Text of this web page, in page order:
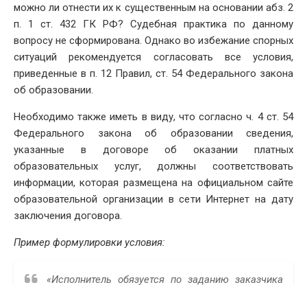
можно ли отнести их к существенным на основании абз. 2
п. 1 ст. 432 ГК РФ? Судебная практика по данному
вопросу не сформирована. Однако во избежание спорных
ситуаций рекомендуется согласовать все условия,
приведенные в п. 12 Правил, ст. 54 Федерального закона
об образовании.
Необходимо также иметь в виду, что согласно ч. 4 ст. 54
Федерального закона об образовании сведения,
указанные в договоре об оказании платных
образовательных услуг, должны соответствовать
информации, которая размещена на официальном сайте
образовательной организации в сети Интернет на дату
заключения договора.
Пример формулировки условия:
«Исполнитель обязуется по заданию заказчика